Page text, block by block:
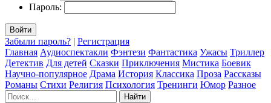
Пароль:
Войти
Забыли пароль? | Регистрация
Главная Аудиоспектакли Фэнтези Фантастика Ужасы Триллер
Детектив Для детей Сказки Приключения Мистика Боевик
Научно-популярное Драма История Классика Проза Рассказы
Романы Стихи Религия Психология Тренинги Юмор Разное
Найти